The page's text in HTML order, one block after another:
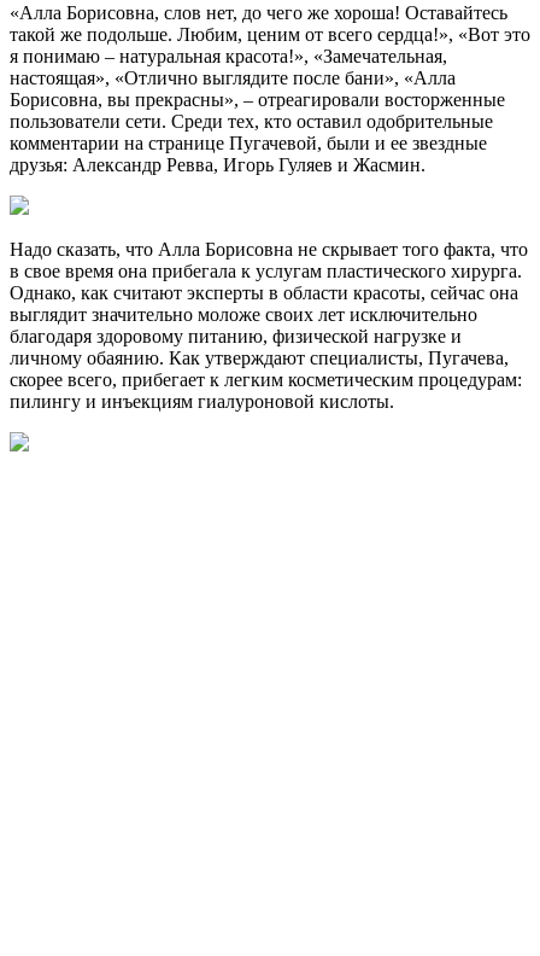
«Алла Борисовна, слов нет, до чего же хороша! Оставайтесь
такой же подольше. Любим, ценим от всего сердца!», «Вот это
я понимаю – натуральная красота!», «Замечательная,
настоящая», «Отлично выглядите после бани», «Алла
Борисовна, вы прекрасны», – отреагировали восторженные
пользователи сети. Среди тех, кто оставил одобрительные
комментарии на странице Пугачевой, были и ее звездные
друзья: Александр Ревва, Игорь Гуляев и Жасмин.
Надо сказать, что Алла Борисовна не скрывает того факта, что
в свое время она прибегала к услугам пластического хирурга.
Однако, как считают эксперты в области красоты, сейчас она
выглядит значительно моложе своих лет исключительно
благодаря здоровому питанию, физической нагрузке и
личному обаянию. Как утверждают специалисты, Пугачева,
скорее всего, прибегает к легким косметическим процедурам:
пилингу и инъекциям гиалуроновой кислоты.